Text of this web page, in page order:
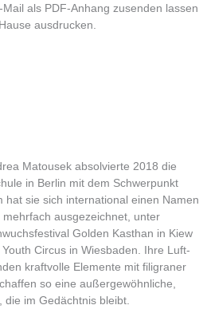
als PDF-Anhang zusenden lassen
ausdrucken.
Matousek absolvierte 2018 die
in Berlin mit dem Schwerpunkt
hat sie sich international einen Namen
ausgezeichnet, unter
Golden Kasthan in Kiew
Circus in Wiesbaden. Ihre Luft-
kraftvolle Elemente mit filigraner
so eine außergewöhnliche,
im Gedächtnis bleibt.